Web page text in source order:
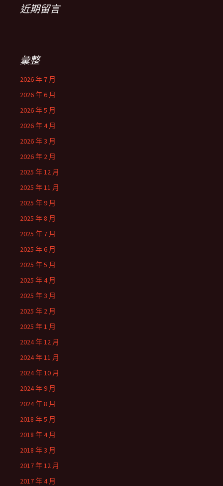
近期留言
彙整
2026 年 7 月
2026 年 6 月
2026 年 5 月
2026 年 4 月
2026 年 3 月
2026 年 2 月
2025 年 12 月
2025 年 11 月
2025 年 9 月
2025 年 8 月
2025 年 7 月
2025 年 6 月
2025 年 5 月
2025 年 4 月
2025 年 3 月
2025 年 2 月
2025 年 1 月
2024 年 12 月
2024 年 11 月
2024 年 10 月
2024 年 9 月
2024 年 8 月
2018 年 5 月
2018 年 4 月
2018 年 3 月
2017 年 12 月
2017 年 4 月